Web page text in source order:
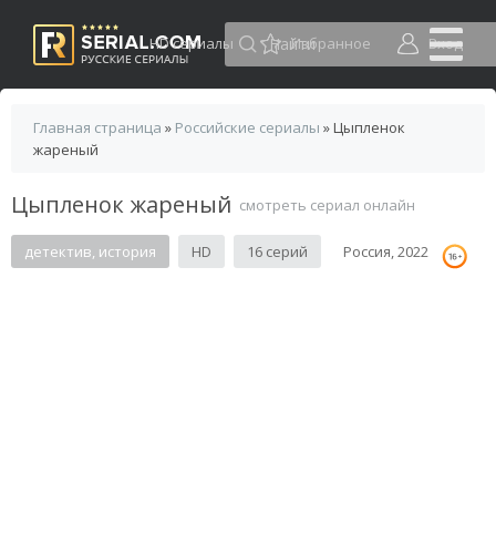
HD сериалы Избранное Вход
Главная страница » Российские сериалы » Цыпленок
жареный
Цыпленок жареный смотреть сериал онлайн
детектив, история HD 16 серий Россия, 2022